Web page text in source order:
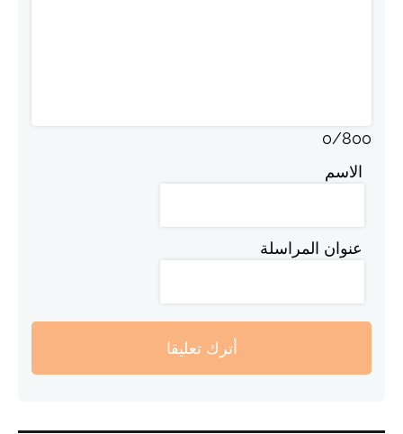
0/800
الاسم
عنوان المراسلة
أترك تعليقا